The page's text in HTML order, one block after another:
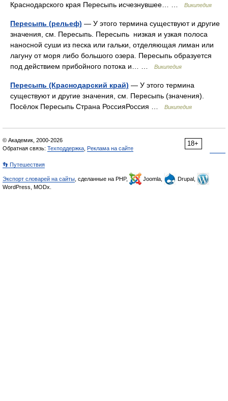
Краснодарского края Пересыпь исчезнувшее… …
Википедия
Пересыпь (рельеф) — У этого термина существуют и другие
значения, см. Пересыпь. Пересыпь низкая и узкая полоса
наносной суши из песка или гальки, отделяющая лиман или
лагуну от моря либо большого озера. Пересыпь образуется
под действием прибойного потока и… …
Википедия
Пересыпь (Краснодарский край) — У этого термина
существуют и другие значения, см. Пересыпь (значения).
Посёлок Пересыпь Страна РоссияРоссия …
Википедия
18+
© Академик, 2000-2026
Обратная связь: Техподдержка Реклама на сайте
👣 Путешествия
Экспорт словарей на сайты , сделанные на PHP, Joomla,
Drupal,
WordPress, MODx.